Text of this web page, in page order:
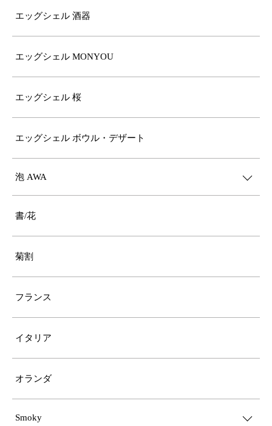
エッグシェル 酒器
エッグシェル MONYOU
エッグシェル 桜
エッグシェル ボウル・デザート
泡 AWA
書/花
菊割
フランス
イタリア
オランダ
Smoky